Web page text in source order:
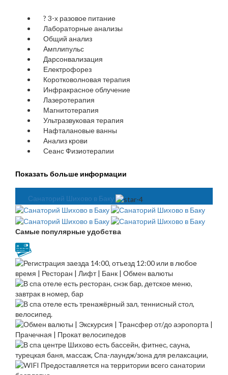
? 3-х разовое питание
Лабораторные анализы
Общий анализ
Амплипульс
Дарсонвализация
Електрофорез
Коротковолновая терапия
Инфракрасное облучение
Лазеротерапия
Магнитотерапия
Ультразвуковая терапия
Нафталановые ванны
Анализ крови
Сеанс Физиотерапии
Показать больше информации
Санаторий Шихово в Баку
Самые популярные удобства